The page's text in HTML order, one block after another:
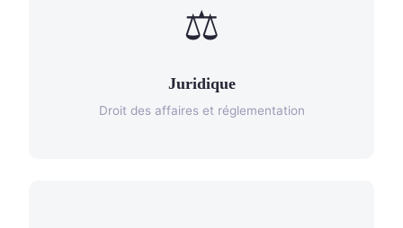
⚖️
Juridique
Droit des affaires et réglementation